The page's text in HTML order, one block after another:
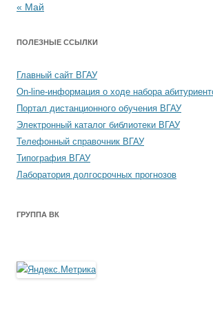
« Май
ПОЛЕЗНЫЕ ССЫЛКИ
Главный сайт ВГАУ
On-line-информация о ходе набора
Портал дистанционного обучения ВГАУ
Электронный каталог библиотеки ВГАУ
Телефонный справочник ВГАУ
Типография ВГАУ
Лаборатория долгосрочных прогнозов
ГРУППА ВК